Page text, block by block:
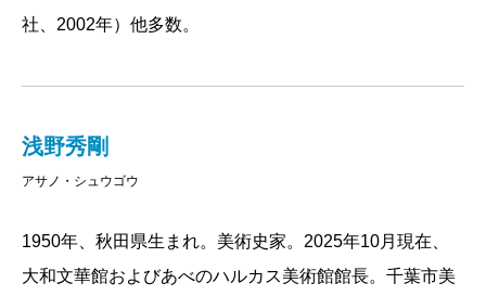
師が大正期の日本にはいたのである。米国のいくつか
こし間をおいた2002年と2003年にもレイン氏による北
斎と歌麿の特集が掲載された。
これらすべての特集に関わり、晩年のおふたりに接す
る機会をえた。林さんは膨大な量の黄表紙、読本類を
社、2002年）他多数。
浅野秀剛
アサノ・シュウゴウ
1950年、秋田県生まれ。美術史家。2025年10月現在、
大和文華館およびあべのハルカス美術館館長。千葉市美